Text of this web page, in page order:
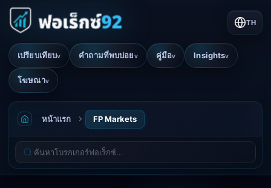
เปรียบเทียบv คำถามที่พบบ่อยv คู่มือv Insightsv
โฆษณาv
TH
หน้าแรก FP Markets